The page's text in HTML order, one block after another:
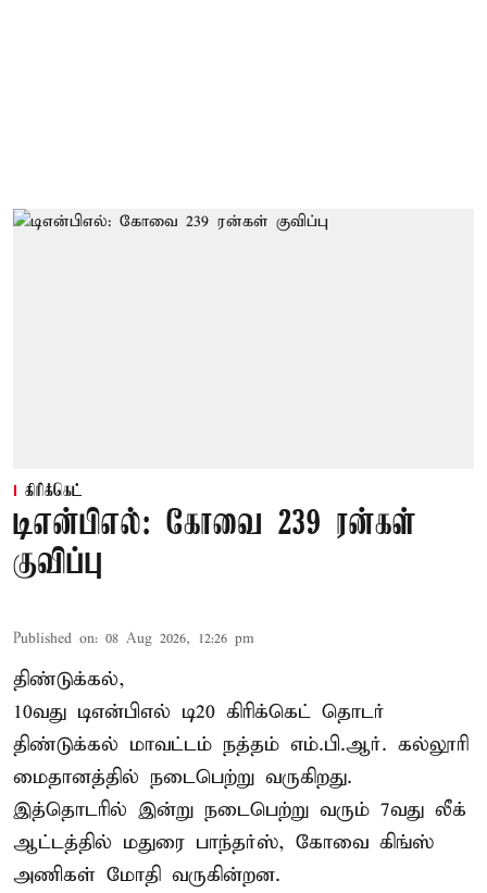
கிரிக்கெட்
டிஎன்பிஎல்: கோவை 239 ரன்கள்
குவிப்பு
Published on: 08 Aug 2026, 12:26 pm
திண்டுக்கல்,
10வது டிஎன்பிஎல் டி20 கிரிக்கெட் தொடர்
திண்டுக்கல் மாவட்டம் நத்தம் எம்.பி.ஆர். கல்லூரி
மைதானத்தில் நடைபெற்று வருகிறது.
இத்தொடரில் இன்று நடைபெற்று வரும் 7வது லீக்
ஆட்டத்தில் மதுரை பாந்தர்ஸ், கோவை கிங்ஸ்
அணிகள் மோதி வருகின்றன.